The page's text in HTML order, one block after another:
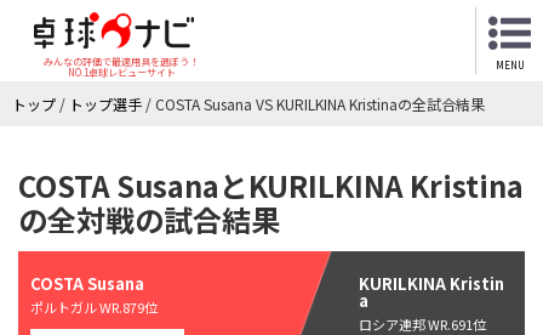
みんなの評価で最適用具を選ぼう！
NO.1卓球レビューサイト
MENU
トップ / トップ選手 / COSTA Susana VS KURILKINA Kristinaの全試合結果
COSTA SusanaとKURILKINA Kristina
の全対戦の試合結果
COSTA Susana
ポルトガル WR.879位
KURILKINA Kristin
a
ロシア連邦 WR.691位